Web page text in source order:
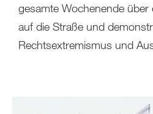
gesamte Wochenende über
auf die Straße und
Rechtsextremismus und